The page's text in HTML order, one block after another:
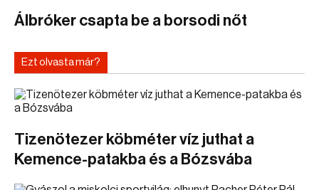
Álbróker csapta be a borsodi nőt
Ezt olvasta már?
Tizenötezer köbméter víz juthat a
Kemence-patakba és a Bózsvába